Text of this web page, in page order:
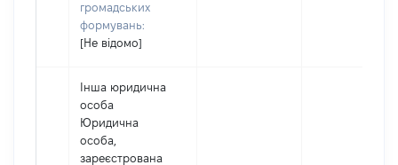
громадських
формувань:
[Не відомо]
Інша юридична
особа
Юридична
особа,
зареєстрована